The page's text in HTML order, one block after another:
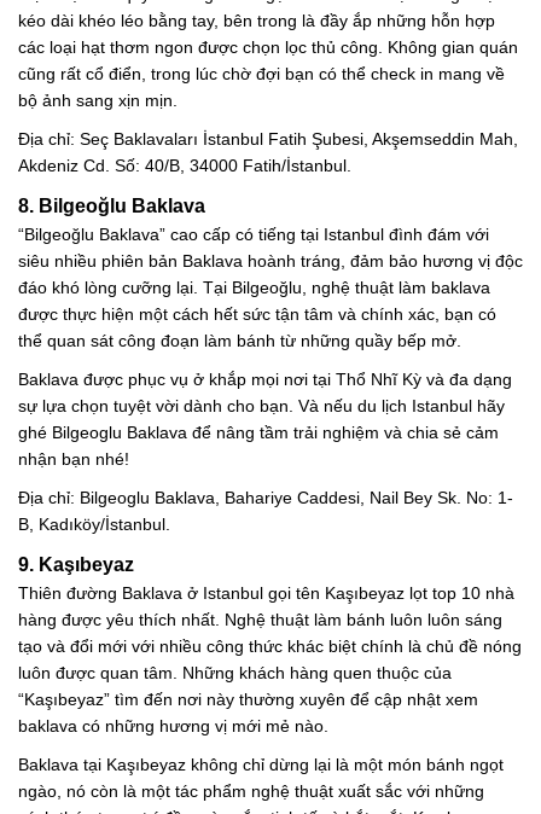
kéo dài khéo léo bằng tay, bên trong là đầy ắp những hỗn hợp
các loại hạt thơm ngon được chọn lọc thủ công. Không gian quán
cũng rất cổ điển, trong lúc chờ đợi bạn có thể check in mang về
bộ ảnh sang xịn mịn.
Địa chỉ: Seç Baklavaları İstanbul Fatih Şubesi, Akşemseddin Mah,
Akdeniz Cd. Số: 40/B, 34000 Fatih/İstanbul.
8. Bilgeoğlu Baklava
“Bilgeoğlu Baklava” cao cấp có tiếng tại Istanbul đình đám với
siêu nhiều phiên bản Baklava hoành tráng, đảm bảo hương vị độc
đáo khó lòng cưỡng lại. Tại Bilgeoğlu, nghệ thuật làm baklava
được thực hiện một cách hết sức tận tâm và chính xác, bạn có
thể quan sát công đoạn làm bánh từ những quầy bếp mở.
Baklava được phục vụ ở khắp mọi nơi tại Thổ Nhĩ Kỳ và đa dạng
sự lựa chọn tuyệt vời dành cho bạn. Và nếu du lịch Istanbul hãy
ghé Bilgeoglu Baklava để nâng tầm trải nghiệm và chia sẻ cảm
nhận bạn nhé!
Địa chỉ: Bilgeoglu Baklava, Bahariye Caddesi, Nail Bey Sk. No: 1-
B, Kadıköy/İstanbul.
9. Kaşıbeyaz
Thiên đường Baklava ở Istanbul gọi tên Kaşıbeyaz lọt top 10 nhà
hàng được yêu thích nhất. Nghệ thuật làm bánh luôn luôn sáng
tạo và đổi mới với nhiều công thức khác biệt chính là chủ đề nóng
luôn được quan tâm. Những khách hàng quen thuộc của
“Kaşıbeyaz” tìm đến nơi này thường xuyên để cập nhật xem
baklava có những hương vị mới mẻ nào.
Baklava tại Kaşıbeyaz không chỉ dừng lại là một món bánh ngọt
ngào, nó còn là một tác phẩm nghệ thuật xuất sắc với những